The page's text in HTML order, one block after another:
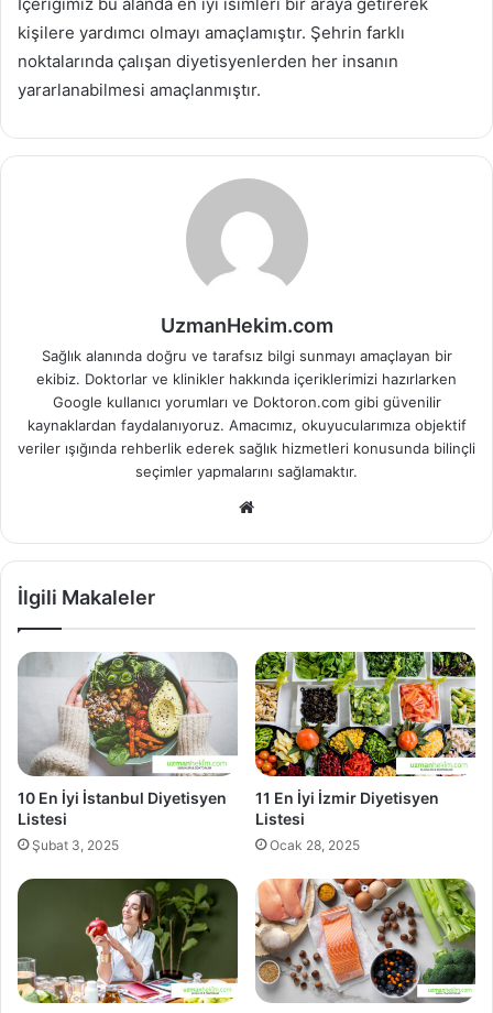
kişilere yardımcı olmayı amaçlamıştır. Şehrin farklı
noktalarında çalışan diyetisyenlerden her insanın
yararlanabilmesi amaçlanmıştır.
UzmanHekim.com
Sağlık alanında doğru ve tarafsız bilgi sunmayı amaçlayan bir
ekibiz. Doktorlar ve klinikler hakkında içeriklerimizi hazırlarken
Google kullanıcı yorumları ve Doktoron.com gibi güvenilir
kaynaklardan faydalanıyoruz. Amacımız, okuyucularımıza objektif
veriler ışığında rehberlik ederek sağlık hizmetleri konusunda bilinçli
seçimler yapmalarını sağlamaktır.
İlgili Makaleler
10 En İyi İstanbul Diyetisyen
Listesi
Şubat 3, 2025
11 En İyi İzmir Diyetisyen
Listesi
Ocak 28, 2025